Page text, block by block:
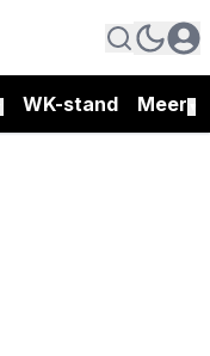
WK-stand Meer